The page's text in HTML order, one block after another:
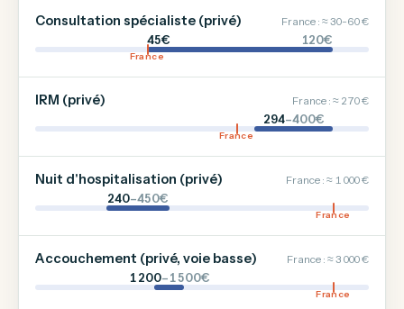
Consultation spécialiste (privé) France : ≈ 30-60 €
45€ 120€
France
IRM (privé) France : ≈ 270 €
294–400€
France
Nuit d'hospitalisation (privé) France : ≈ 1 000 €
240–450€
France
Accouchement (privé, voie basse) France : ≈ 3 000 €
1 200–1 500€
France